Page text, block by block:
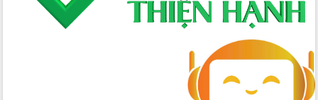
Chuyển đổi số 'mở đường' cho nông
nghiệp Đắk Lắk tăng trưởng bứt phá